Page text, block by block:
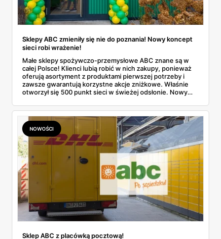
Sklepy ABC zmieniły się nie do poznania! Nowy koncept
sieci robi wrażenie!
Małe sklepy spożywczo-przemysłowe ABC znane są w
całej Polsce! Klienci lubią robić w nich zakupy, ponieważ
oferują asortyment z produktami pierwszej potrzeby i
zawsze gwarantują korzystne akcje zniżkowe. Właśnie
otworzył się 500 punkt sieci w świeżej odsłonie. Nowy
więcej!
NOWOŚCI
Sklep ABC z placówką pocztową!